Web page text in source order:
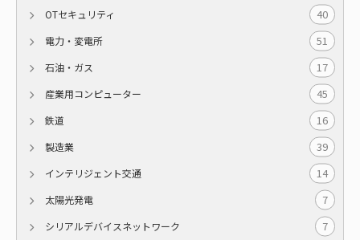
OTセキュリティ 40
電力・変電所 51
石油・ガス 17
産業用コンピューター 45
鉄道 16
製造業 39
インテリジェント交通 14
太陽光発電 7
シリアルデバイスネットワーク 7